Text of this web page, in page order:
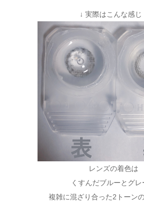
↓ 実際はこんな感じ
レンズの着色は
くすんだブルーとグレ
複雑に混ざり合った2トーン